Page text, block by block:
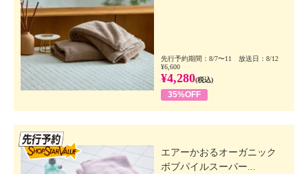
先行予約期間：8/7〜11 放送日：8/12
¥6,600
¥4,280(税込)
35%OFF
エアーかおるオーガニック
ボブパイルスーパー...